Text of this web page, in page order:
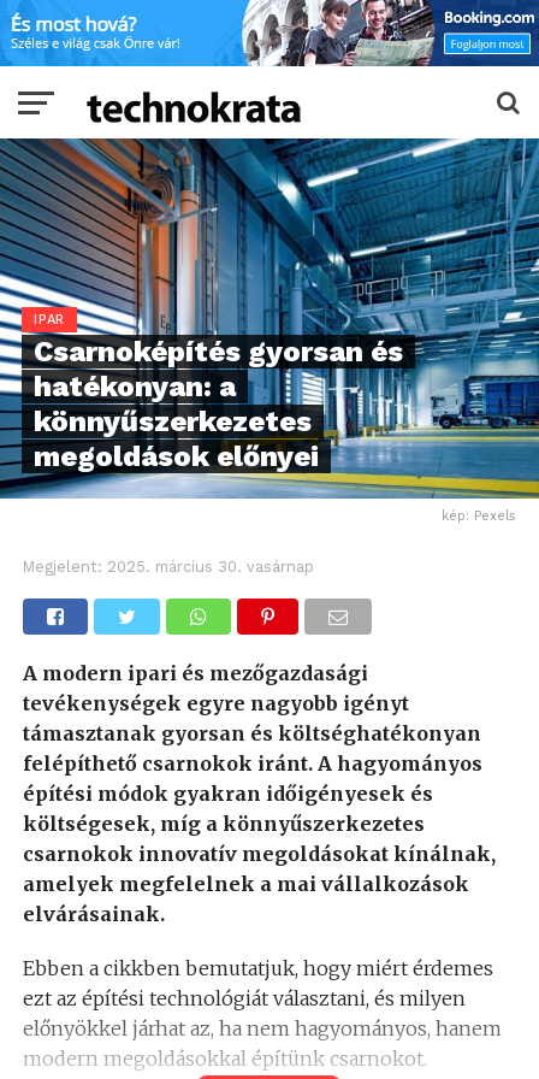
IPAR
Csarnoképítés gyorsan és
hatékonyan: a
könnyűszerkezetes
megoldások előnyei
kép: Pexels
Megjelent: 2025. március 30. vasárnap
A modern ipari és mezőgazdasági
tevékenységek egyre nagyobb igényt
támasztanak gyorsan és költséghatékonyan
felépíthető csarnokok iránt. A hagyományos
építési módok gyakran időigényesek és
költségesek, míg a könnyűszerkezetes
csarnokok innovatív megoldásokat kínálnak,
amelyek megfelelnek a mai vállalkozások
elvárásainak.
Ebben a cikkben bemutatjuk, hogy miért érdemes
ezt az építési technológiát választani, és milyen
előnyökkel járhat az, ha nem hagyományos, hanem
modern megoldásokkal építünk csarnokot.